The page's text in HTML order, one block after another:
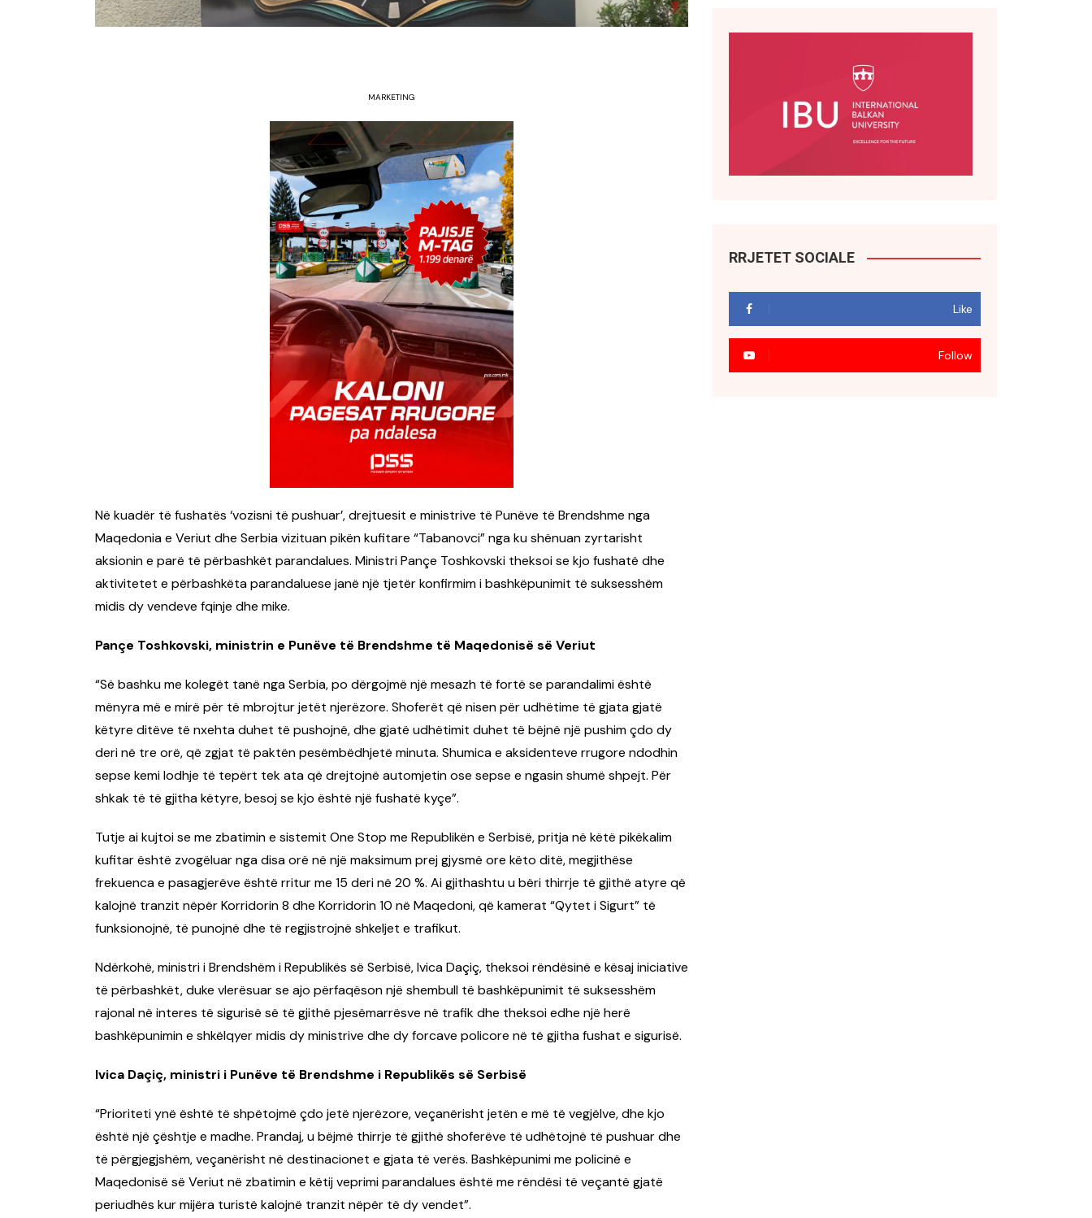
MARKETING
Në kuadër të fushatës ‘vozisni të pushuar’, drejtuesit e ministrive të Punëve të Brendshme nga
Maqedonia e Veriut dhe Serbia vizituan pikën kufitare “Tabanovci” nga ku shënuan zyrtarisht
aksionin e parë të përbashkët parandalues. Ministri Pançe Toshkovski theksoi se kjo fushatë dhe
aktivitetet e përbashkëta parandaluese janë një tjetër konfirmim i bashkëpunimit të suksesshëm
midis dy vendeve fqinje dhe mike.
Pançe Toshkovski, ministrin e Punëve të Brendshme të Maqedonisë së Veriut
“Së bashku me kolegët tanë nga Serbia, po dërgojmë një mesazh të fortë se parandalimi është
mënyra më e mirë për të mbrojtur jetët njerëzore. Shoferët që nisen për udhëtime të gjata gjatë
këtyre ditëve të nxehta duhet të pushojnë, dhe gjatë udhëtimit duhet të bëjnë një pushim çdo dy
deri në tre orë, që zgjat të paktën pesëmbëdhjetë minuta. Shumica e aksidenteve rrugore ndodhin
sepse kemi lodhje të tepërt tek ata që drejtojnë automjetin ose sepse e ngasin shumë shpejt. Për
shkak të të gjitha këtyre, besoj se kjo është një fushatë kyçe”.
Tutje ai kujtoi se me zbatimin e sistemit One Stop me Republikën e Serbisë, pritja në këtë pikëkalim
kufitar është zvogëluar nga disa orë në një maksimum prej gjysmë ore këto ditë, megjithëse
frekuenca e pasagjerëve është rritur me 15 deri në 20 %. Ai gjithashtu u bëri thirrje të gjithë atyre që
kalojnë tranzit nëpër Korridorin 8 dhe Korridorin 10 në Maqedoni, që kamerat “Qytet i Sigurt” të
funksionojnë, të punojnë dhe të regjistrojnë shkeljet e trafikut.
Ndërkohë, ministri i Brendshëm i Republikës së Serbisë, Ivica Daçiç, theksoi rëndësinë e kësaj iniciative
të përbashkët, duke vlerësuar se ajo përfaqëson një shembull të bashkëpunimit të suksesshëm
rajonal në interes të sigurisë së të gjithë pjesëmarrësve në trafik dhe theksoi edhe një herë
bashkëpunimin e shkëlqyer midis dy ministrive dhe dy forcave policore në të gjitha fushat e sigurisë.
Ivica Daçiç, ministri i Punëve të Brendshme i Republikës së Serbisë
“Prioriteti ynë është të shpëtojmë çdo jetë njerëzore, veçanërisht jetën e më të vegjëlve, dhe kjo
është një çështje e madhe. Prandaj, u bëjmë thirrje të gjithë shoferëve të udhëtojnë të pushuar dhe
të përgjegjshëm, veçanërisht në destinacionet e gjata të verës. Bashkëpunimi me policinë e
Maqedonisë së Veriut në zbatimin e këtij veprimi parandalues ​​është me rëndësi të veçantë gjatë
periudhës kur mijëra turistë kalojnë tranzit nëpër të dy vendet”.
RRJETET SOCIALE
Like
Follow